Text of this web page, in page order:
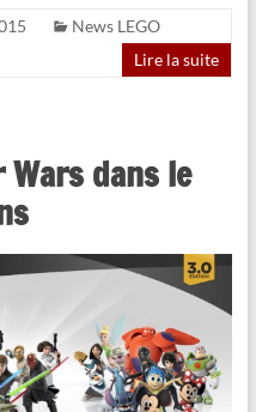
News LEGO
Lire la suite
Wars dans le